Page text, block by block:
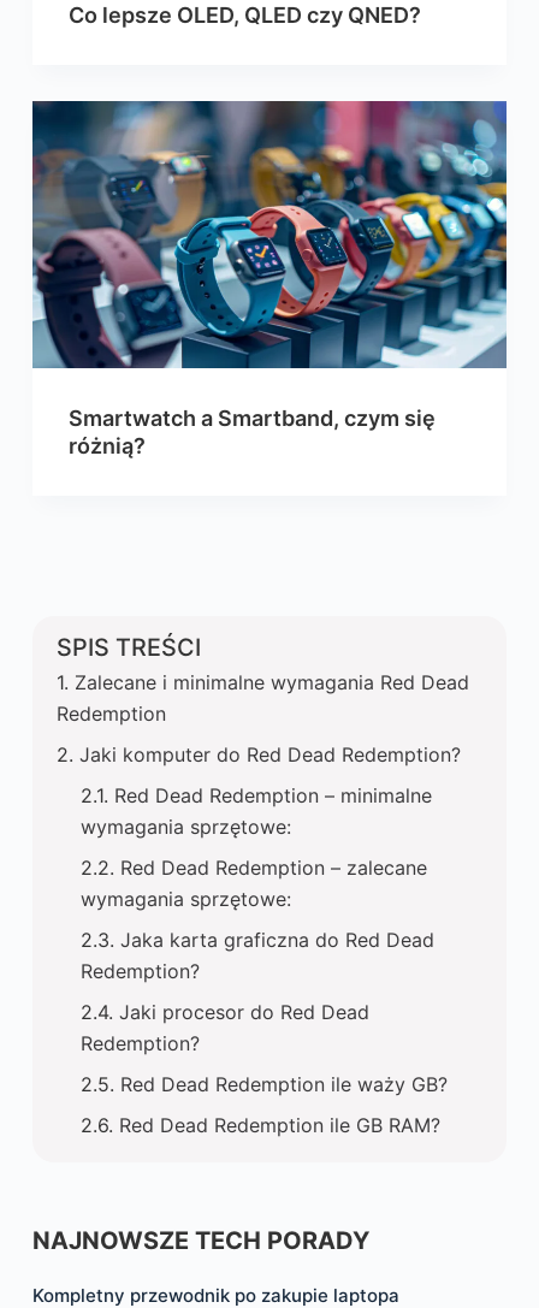
Co lepsze OLED, QLED czy QNED?
Smartwatch a Smartband, czym się
różnią?
SPIS TREŚCI
Zalecane i minimalne wymagania Red Dead
Redemption
Jaki komputer do Red Dead Redemption?
Red Dead Redemption – minimalne
wymagania sprzętowe:
Red Dead Redemption – zalecane
wymagania sprzętowe:
Jaka karta graficzna do Red Dead
Redemption?
Jaki procesor do Red Dead
Redemption?
Red Dead Redemption ile waży GB?
Red Dead Redemption ile GB RAM?
NAJNOWSZE TECH PORADY
Kompletny przewodnik po zakupie laptopa